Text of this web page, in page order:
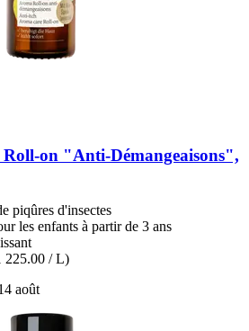
​on "Anti-​Démangeaisons",
piqûres d'insectes
les enfants à partir de 3 ans
225.00 / L)
août